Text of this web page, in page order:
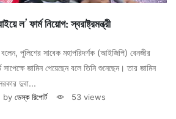
ল’ ফার্ম নিয়োগ: স্বরাষ্ট্রমন্ত্রী
বলেন, পুলিশের সাবেক মহাপরিদর্শক (আইজিপি) বেনজীর
জামিন পেয়েছেন বলে তিনি শুনেছেন। তার জামিন
দুবা...
by ডেস্ক রিপোর্ট 53 views